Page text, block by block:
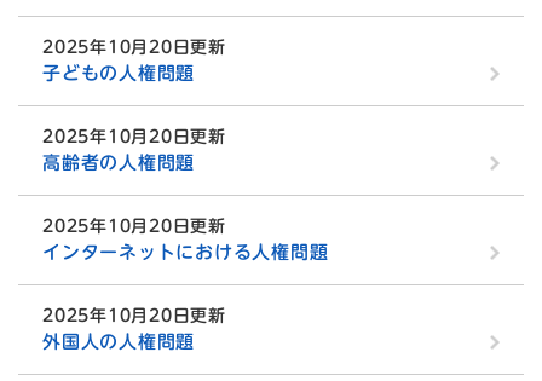
2025年10月20日更新
子どもの人権問題
2025年10月20日更新
高齢者の人権問題
2025年10月20日更新
インターネットにおける人権問題
2025年10月20日更新
外国人の人権問題